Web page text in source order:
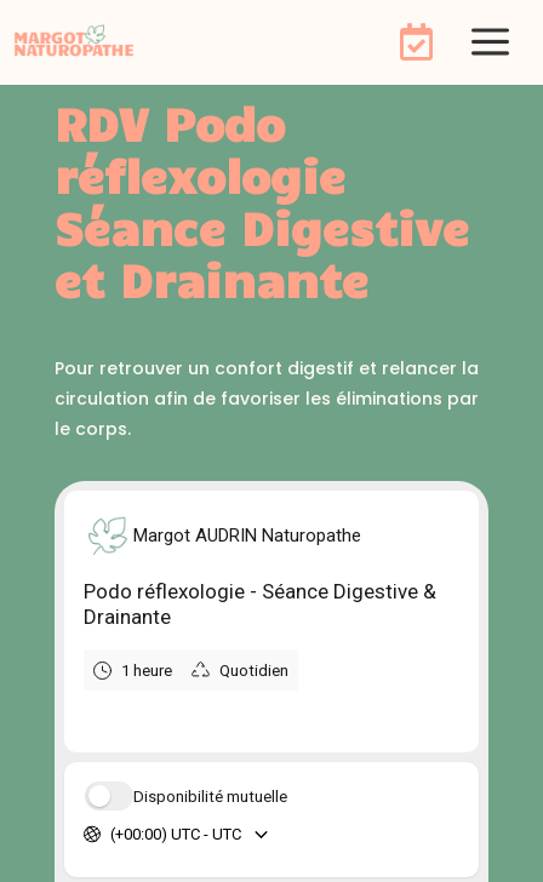
 a
RDV Podo
réflexologie
Séance Digestive
et Drainante
Pour retrouver un confort digestif et relancer la
circulation afin de favoriser les éliminations par
le corps.